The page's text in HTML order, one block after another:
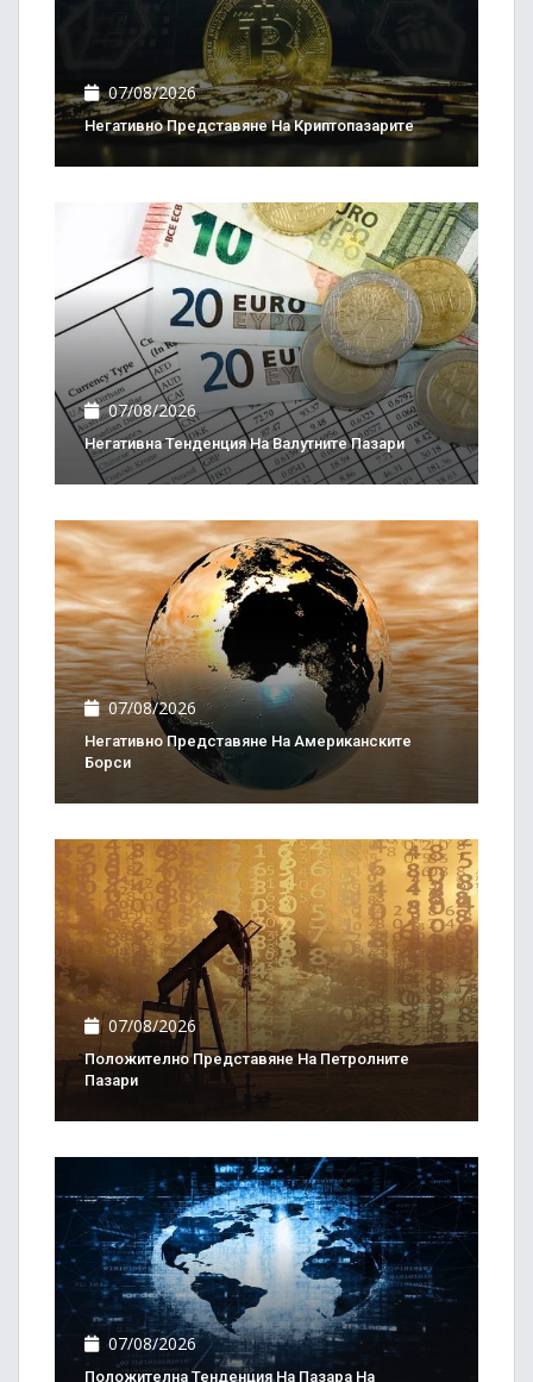
07/08/2026
Негативно Представяне На Криптопазарите
07/08/2026
Негативна Тенденция На Валутните Пазари
07/08/2026
Негативно Представяне На Американските
Борси
07/08/2026
Положително Представяне На Петролните
Пазари
07/08/2026
Положителна Тенденция На Пазара На